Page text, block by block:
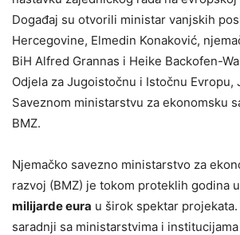
Događaj su otvorili ministar vanjskih
Hercegovine, Elmedin Konaković,
BiH Alfred Grannas i Heike Backofen-
Odjela za Jugoistočnu i Istočnu Evropu,
Saveznom ministarstvu za ekonomsku
BMZ.
Njemačko savezno ministarstvo za
razvoj (BMZ) je tokom proteklih godina
milijarde eura u širok spektar projekata.
saradnji sa ministarstvima i institucijama